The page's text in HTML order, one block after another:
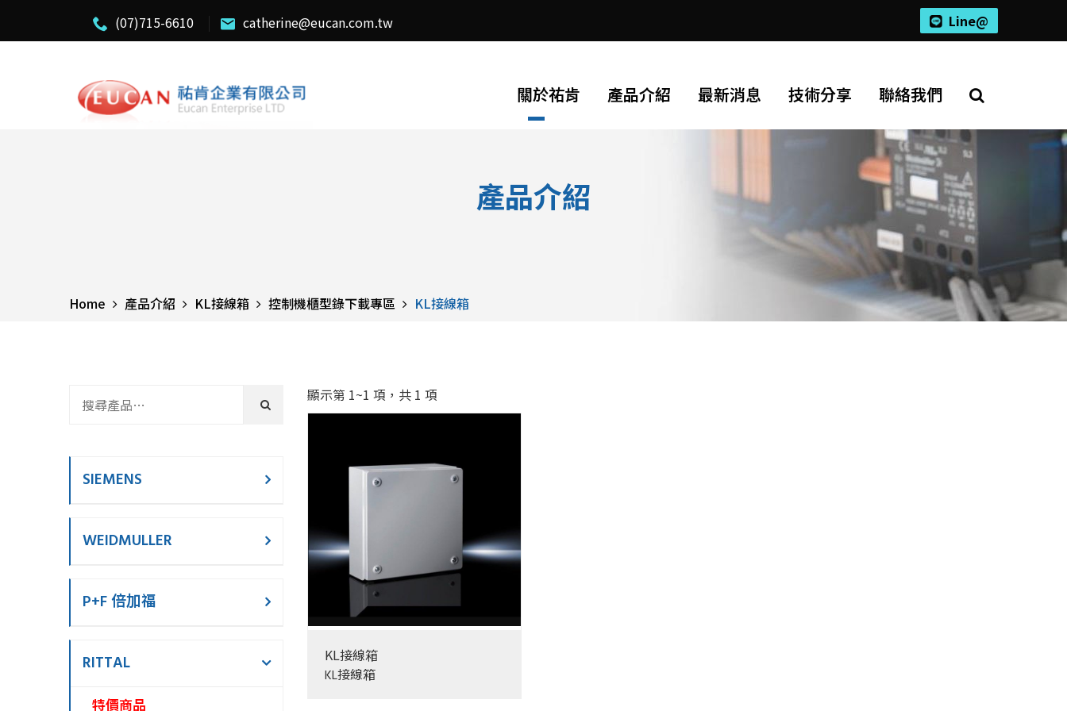
(07)715-6610 catherine@eucan.com.tw Line@
關於祐肯 產品介紹 最新消息 技術分享 聯絡我們
產品介紹
Home 產品介紹 KL接線箱 控制機櫃型錄下載專區 KL接線箱
顯示第 1~1 項，共 1 項
KL接線箱
KL接線箱
SIEMENS
WEIDMULLER
P+F 倍加福
RITTAL
特價商品